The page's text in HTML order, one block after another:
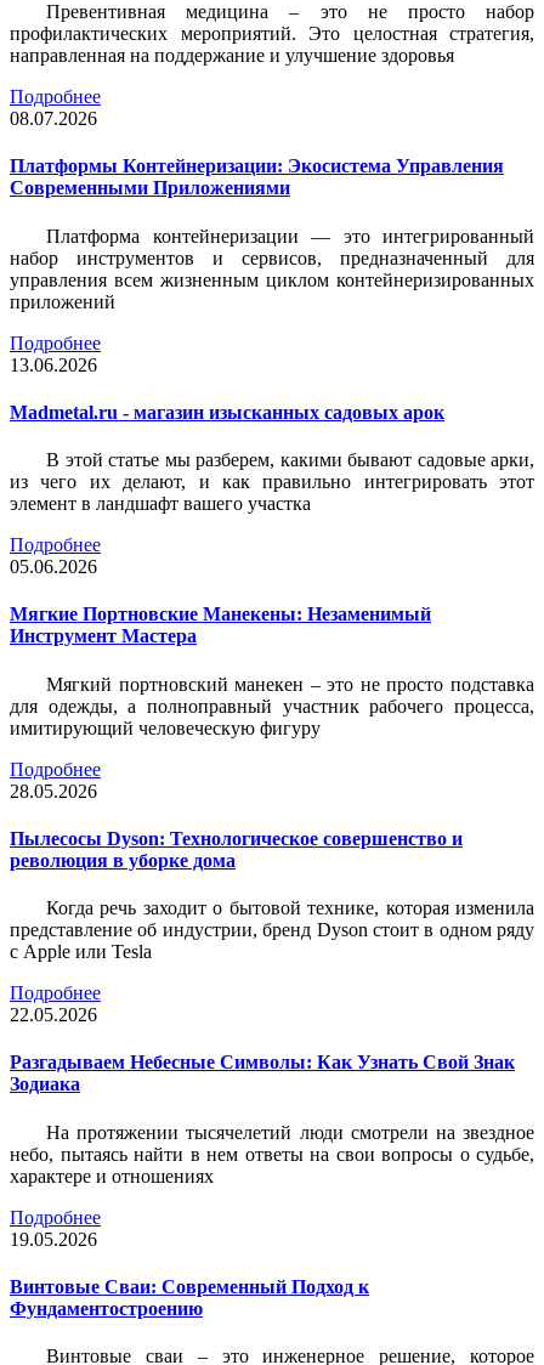
Превентивная медицина – это не просто набор
профилактических мероприятий. Это целостная стратегия,
направленная на поддержание и улучшение здоровья
Подробнее
08.07.2026
Платформы Контейнеризации: Экосистема Управления
Современными Приложениями
Платформа контейнеризации — это интегрированный
набор инструментов и сервисов, предназначенный для
управления всем жизненным циклом контейнеризированных
приложений
Подробнее
13.06.2026
Madmetal.ru - магазин изысканных садовых арок
В этой статье мы разберем, какими бывают садовые арки,
из чего их делают, и как правильно интегрировать этот
элемент в ландшафт вашего участка
Подробнее
05.06.2026
Мягкие Портновские Манекены: Незаменимый
Инструмент Мастера
Мягкий портновский манекен – это не просто подставка
для одежды, а полноправный участник рабочего процесса,
имитирующий человеческую фигуру
Подробнее
28.05.2026
Пылесосы Dyson: Технологическое совершенство и
революция в уборке дома
Когда речь заходит о бытовой технике, которая изменила
представление об индустрии, бренд Dyson стоит в одном ряду
с Apple или Tesla
Подробнее
22.05.2026
Разгадываем Небесные Символы: Как Узнать Свой Знак
Зодиака
На протяжении тысячелетий люди смотрели на звездное
небо, пытаясь найти в нем ответы на свои вопросы о судьбе,
характере и отношениях
Подробнее
19.05.2026
Винтовые Сваи: Современный Подход к
Фундаментостроению
Винтовые сваи – это инженерное решение, которое